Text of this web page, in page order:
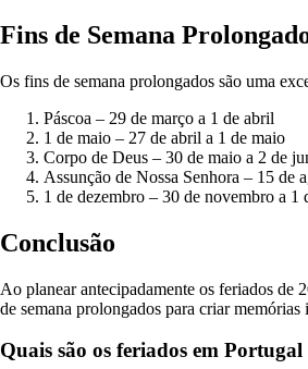
Fins de Semana
Os fins de semana prolongados são uma
Páscoa – 29 de março a 1 de abril
1 de maio – 27 de abril a 1 de maio
Corpo de Deus – 30 de maio a 2 de
Assunção de Nossa Senhora – 15 de
1 de dezembro – 30 de novembro a 1
Conclusão
Ao planear antecipadamente os feriados de
de semana prolongados para criar memórias
Quais são os feriados em